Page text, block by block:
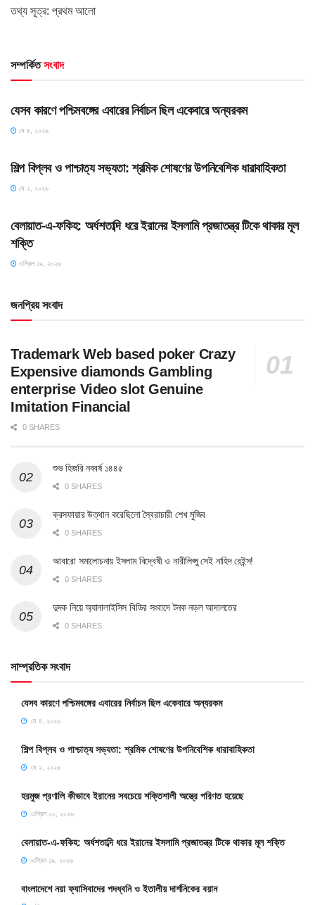
তথ্য সূত্র: প্রথম আলো
সম্পর্কিতসংবাদ
HOME POST
যেসব কারণে পশ্চিমবঙ্গের এবারের নির্বাচন ছিল একেবারে অন্যরকম
মে ৪, ২০২৬
শিল্প বিপ্লব ও পাশ্চাত্য সভ্যতা: শ্রমিক শোষণের উপনিবেশিক ধারাবাহিকতা
মে ২, ২০২৬
বেলায়াত-এ-ফকিহ: অর্ধশতাব্দি ধরে ইরানের ইসলামি প্রজাতন্ত্র টিকে থাকার মূল
শক্তি
এপ্রিল ১৯, ২০২৬
জনপ্রিয় সংবাদ
Trademark Web based poker Crazy
Expensive diamonds Gambling
enterprise Video slot Genuine
Imitation Financial
0 SHARES
শুভ হিজরি নববর্ষ ১৪৪৫
0 SHARES
ক্রসফায়ার উত্থান করেছিলো স্বৈরাচারী শেখ মুজিব
0 SHARES
আবারো সমালোচনায় ইসলাম বিদ্বেষী ও নারীলিপ্সু সেই নাহিদ রেইন্স!
0 SHARES
দুদক নিয়ে অ্যানালাইসিস বিডির সংবাদে টনক নড়ল আদালতের
0 SHARES
সাম্প্রতিক সংবাদ
যেসব কারণে পশ্চিমবঙ্গের এবারের নির্বাচন ছিল একেবারে অন্যরকম
মে ৪, ২০২৬
শিল্প বিপ্লব ও পাশ্চাত্য সভ্যতা: শ্রমিক শোষণের উপনিবেশিক ধারাবাহিকতা
মে ২, ২০২৬
হরমুজ প্রণালি কীভাবে ইরানের সবচেয়ে শক্তিশালী অস্ত্রে পরিণত হয়েছে
এপ্রিল ২০, ২০২৬
বেলায়াত-এ-ফকিহ: অর্ধশতাব্দি ধরে ইরানের ইসলামি প্রজাতন্ত্র টিকে থাকার মূল শক্তি
এপ্রিল ১৯, ২০২৬
বাংলাদেশে নয়া ফ্যাসিবাদের পদধ্বনি ও ইতালীয় দার্শনিকের বয়ান